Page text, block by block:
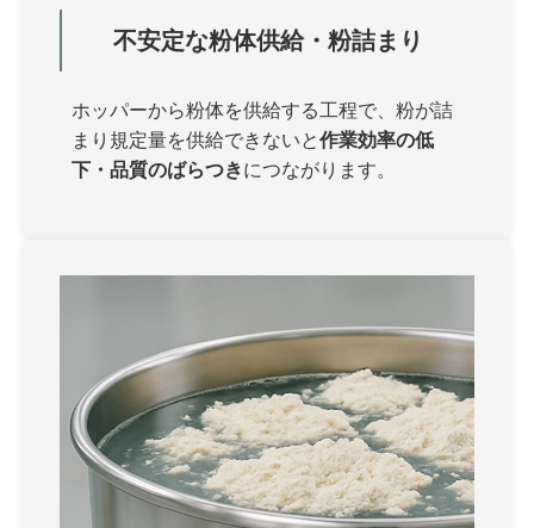
不安定な粉体供給・粉詰まり
ホッパーから粉体を供給する工程で、粉が詰
まり規定量を供給できないと作業効率の低
下・品質のばらつきにつながります。